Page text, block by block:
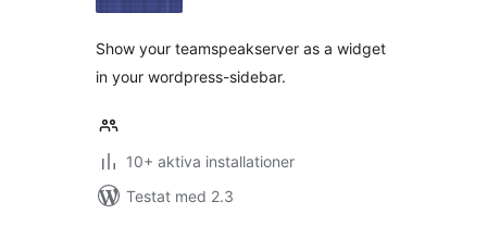
Show your teamspeakserver as a widget
in your wordpress-sidebar.
10+ aktiva installationer
Testat med 2.3